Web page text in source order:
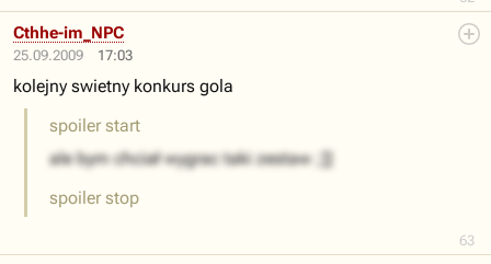
25.09.2009 17:03
63
Cthhe-im_NPC
kolejny swietny konkurs gola
spoiler start
ale bym chciał wygrac taki zestaw ;]]
spoiler stop